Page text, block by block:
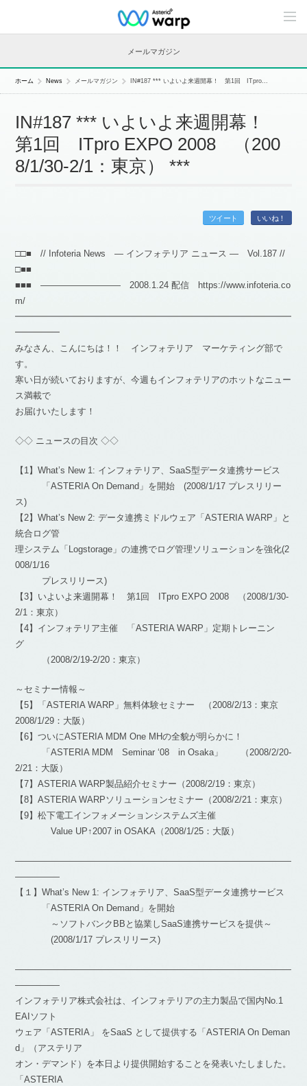
C
n
n
メールマガジン
ホーム News メールマガジン IN#187 *** いよいよ来週開幕！ 第1回 ITpro...
IN#187 *** いよいよ来週開幕！
第1回 ITpro EXPO 2008 （200
8/1/30-2/1：東京） ***
ツイート いいね！
□□■ // Infoteria News — インフォテリア ニュース — Vol.187 //
□■■
■■■ ――――――――― 2008.1.24 配信 https://www.infoteria.co
m/
━━━━━━━━━━━━━━━━━━━━━━━━━━━━━━━
━━━━━
みなさん、こんにちは！！ インフォテリア マーケティング部で
す。
寒い日が続いておりますが、今週もインフォテリアのホットなニュー
ス満載で
お届けいたします！
◇◇ ニュースの目次 ◇◇
【1】What’s New 1: インフォテリア、SaaS型データ連携サービス
「ASTERIA On Demand」を開始 (2008/1/17 プレスリリー
ス)
【2】What’s New 2: データ連携ミドルウェア「ASTERIA WARP」と
統合ログ管
理システム「Logstorage」の連携でログ管理ソリューションを強化(2
008/1/16
プレスリリース)
【3】いよいよ来週開幕！ 第1回 ITpro EXPO 2008 （2008/1/30-
2/1：東京）
【4】インフォテリア主催 「ASTERIA WARP」定期トレーニン
グ
（2008/2/19-2/20：東京）
～セミナー情報～
【5】「ASTERIA WARP」無料体験セミナー （2008/2/13：東京
2008/1/29：大阪）
【6】ついにASTERIA MDM One MHの全貌が明らかに！
「ASTERIA MDM Seminar ‘08 in Osaka」 （2008/2/20-
2/21：大阪）
【7】ASTERIA WARP製品紹介セミナー（2008/2/19：東京）
【8】ASTERIA WARPソリューションセミナー（2008/2/21：東京）
【9】松下電工インフォメーションシステムズ主催
Value UP↑2007 in OSAKA（2008/1/25：大阪）
―――――――――――――――――――――――――――――――
―――――
【１】What’s New 1: インフォテリア、SaaS型データ連携サービス
「ASTERIA On Demand」を開始
～ソフトバンクBBと協業しSaaS連携サービスを提供～
(2008/1/17 プレスリリース)
―――――――――――――――――――――――――――――――
―――――
インフォテリア株式会社は、インフォテリアの主力製品で国内No.1
EAIソフト
ウェア「ASTERIA」 をSaaS として提供する「ASTERIA On Deman
d」（アステリア
オン・デマンド）を本日より提供開始することを発表いたしました。
「ASTERIA